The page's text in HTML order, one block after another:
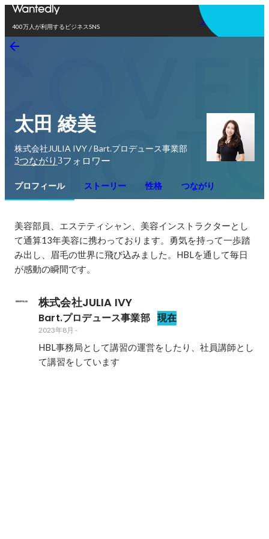
400万人が利用するビジネスSNS
アプリを使う
太田 綾美
株式会社JULIA IVY / Bart.プロデュース事業部
3つながり 3フォロワー
プロフィール ストーリー 性格 つながり
美容部員、エステティシャン、美容インストラクターとし
て通算13年美容に携わっております。勇気を持って一歩踏
み出し、眉毛の世界に飛び込みました。HBLを通して毎日
が感動の瞬間です。
株式会社JULIA IVY
Bart.プロデュース事業部 現在
2023年8月 -
HBL事務局として講習の運営をしたり、社員講師とし
て講習をしています